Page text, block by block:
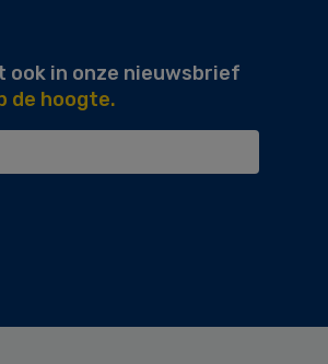
in onze nieuwsbrief
de hoogte.